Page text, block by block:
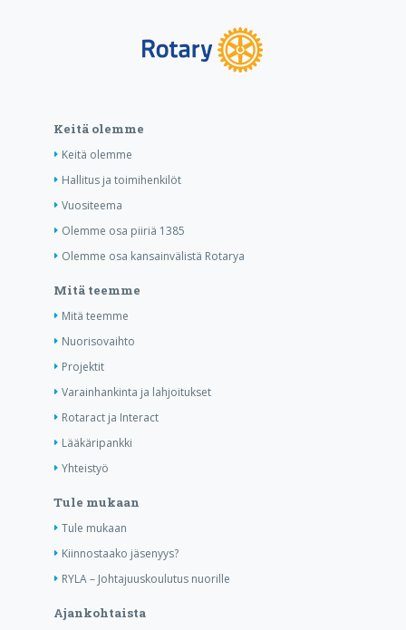
Keitä olemme
Keitä olemme
Hallitus ja toimihenkilöt
Vuositeema
Olemme osa piiriä 1385
Olemme osa kansainvälistä Rotarya
Mitä teemme
Mitä teemme
Nuorisovaihto
Projektit
Varainhankinta ja lahjoitukset
Rotaract ja Interact
Lääkäripankki
Yhteistyö
Tule mukaan
Tule mukaan
Kiinnostaako jäsenyys?
RYLA – Johtajuuskoulutus nuorille
Ajankohtaista